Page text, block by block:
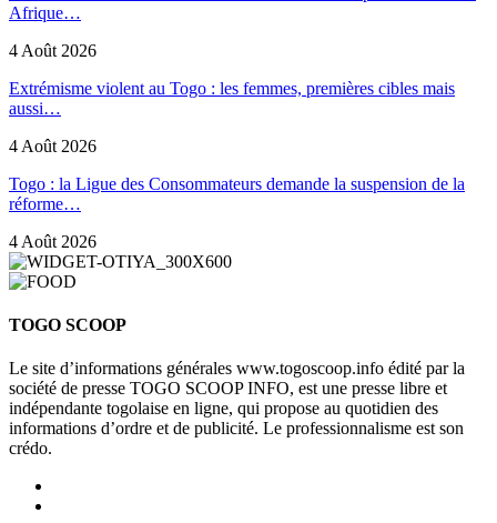
Afrique…
4 Août 2026
Extrémisme violent au Togo : les femmes, premières cibles mais
aussi…
4 Août 2026
Togo : la Ligue des Consommateurs demande la suspension de la
réforme…
4 Août 2026
TOGO SCOOP
Le site d’informations générales www.togoscoop.info édité par la
société de presse TOGO SCOOP INFO, est une presse libre et
indépendante togolaise en ligne, qui propose au quotidien des
informations d’ordre et de publicité. Le professionnalisme est son
crédo.